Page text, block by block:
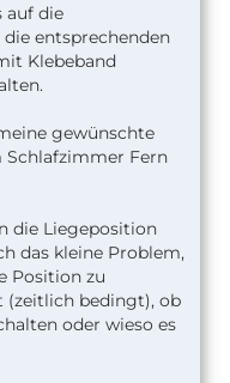
auf die
entsprechenden
Klebeband
gewünschte
Fern
die Liegeposition
das kleine Problem,
Position zu
(zeitlich bedingt), ob
oder wieso es